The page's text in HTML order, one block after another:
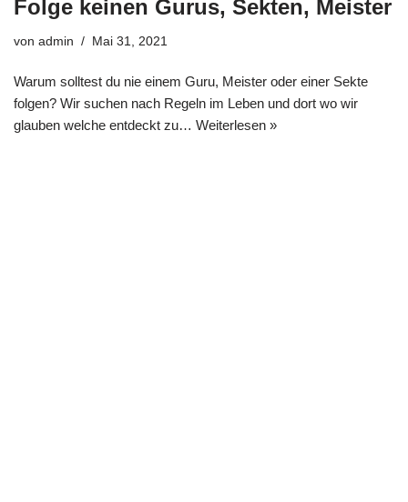
Folge keinen Gurus, Sekten, Meister
von admin Mai 31, 2021
Warum solltest du nie einem Guru, Meister oder einer Sekte
folgen? Wir suchen nach Regeln im Leben und dort wo wir
glauben welche entdeckt zu… Weiterlesen »